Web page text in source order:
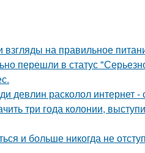
взгляды на правильное
перешли в статус
девлин расколол интернет -
три года колонии,
и больше никогда не